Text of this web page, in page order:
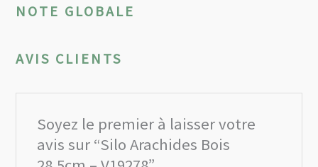
NOTE GLOBALE
AVIS CLIENTS
Soyez le premier à laisser votre
avis sur “Silo Arachides Bois